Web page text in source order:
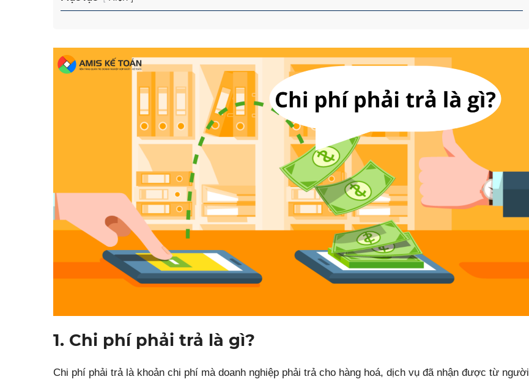
1. Chi phí phải trả là gì?
Chi phí phải trả là khoản chi phí mà doanh nghiệp phải trả cho hàng hoá, dịch vụ đã nhận được từ người